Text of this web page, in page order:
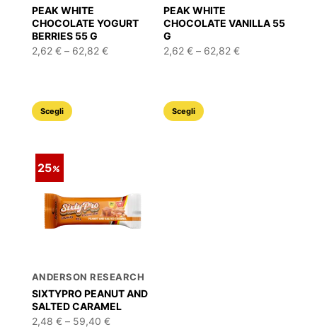
PEAK WHITE
CHOCOLATE YOGURT
BERRIES 55 G
2,62 € – 62,82 €Fascia
Scegli
Questo
Le
opzioni
nella
pagina
del
PEAK WHITE
CHOCOLATE VANILLA 55
G
2,62€ – 62,82€Fascia
Scegli
Questo
25
ANDERSON RESEARCH
SIXTYPRO PEANUT AND
SALTED CARAMEL
2,48 € – 59,40 €Fascia